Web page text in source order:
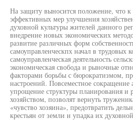
На защиту выносится положение, что
эффективных мер улучшения
духовной культуры жителей данного
внедрение новых экономических
развитие различных форм
самоуправленческпх начал в трудовых
самоуправленческая деятельность
экономическая свобода и рыночные
факторами борьбы с бюрократизмом,
настроений. Повсеместное сокращение
упрощение структуры планирования и
хозяйством, позволят вернуть
«чувство хозяина», предотвратить
крестьян от земли и упадка их